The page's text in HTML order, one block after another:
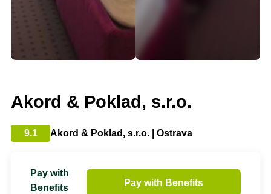
Akord & Poklad, s.r.o.
9.1 Akord & Poklad, s.r.o. | Ostrava
Pay with
Benefits
Pay with Benefits